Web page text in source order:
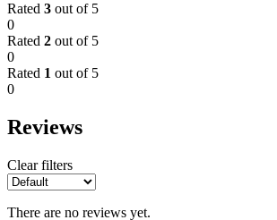
Rated 3 out of 5
0
Rated 2 out of 5
0
Rated 1 out of 5
0
Reviews
Clear filters
There are no reviews yet.